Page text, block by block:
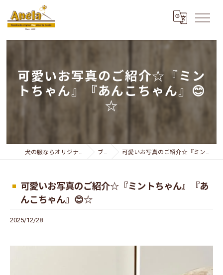
可愛いお写真のご紹介☆『ミン
トちゃん』『あんこちゃん』😊
☆
犬の服ならオリジナリティー溢れるAnela ブログ 可愛いお写真のご紹介☆『ミントちゃん』『あんこちゃん』😊☆
可愛いお写真のご紹介☆『ミントちゃん』『あ
んこちゃん』😊☆
2025/12/28